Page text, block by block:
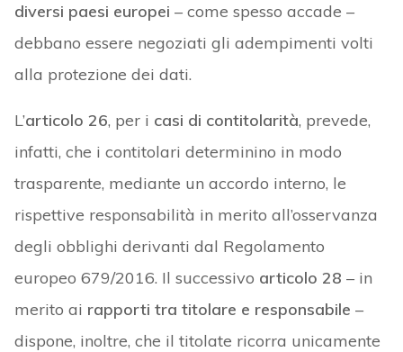
diversi paesi europei – come spesso accade –
debbano essere negoziati gli adempimenti volti
alla protezione dei dati.
L’articolo 26, per i casi di contitolarità, prevede,
infatti, che i contitolari determinino in modo
trasparente, mediante un accordo interno, le
rispettive responsabilità in merito all’osservanza
degli obblighi derivanti dal Regolamento
europeo 679/2016. Il successivo articolo 28 – in
merito ai rapporti tra titolare e responsabile –
dispone, inoltre, che il titolate ricorra unicamente